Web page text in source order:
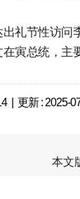
礼节性访问
寅总统，主
| 更新 : 2025-
本文